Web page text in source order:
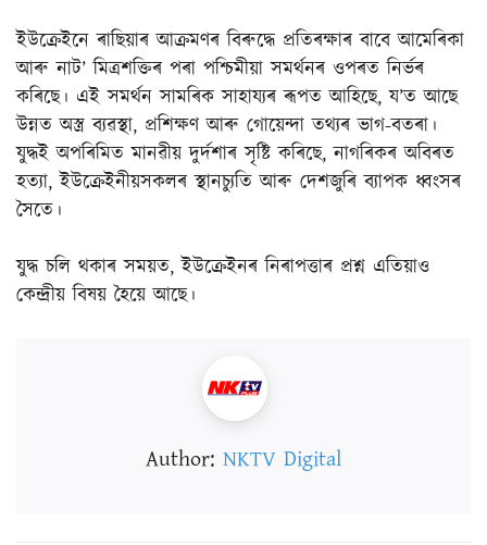
ইউক্ৰেইনে ৰাছিয়াৰ আক্ৰমণৰ বিৰুদ্ধে প্ৰতিৰক্ষাৰ বাবে আমেৰিকা
আৰু নাট’ মিত্ৰশক্তিৰ পৰা পশ্চিমীয়া সমৰ্থনৰ ওপৰত নিৰ্ভৰ
কৰিছে। এই সমৰ্থন সামৰিক সাহায্যৰ ৰূপত আহিছে, য’ত আছে
উন্নত অস্ত্ৰ ব্যৱস্থা, প্ৰশিক্ষণ আৰু গোয়েন্দা তথ্যৰ ভাগ-বতৰা।
যুদ্ধই অপৰিমিত মানৱীয় দুৰ্দশাৰ সৃষ্টি কৰিছে, নাগৰিকৰ অবিৰত
হত্যা, ইউক্ৰেইনীয়সকলৰ স্থানচ্যুতি আৰু দেশজুৰি ব্যাপক ধ্বংসৰ
সৈতে।
যুদ্ধ চলি থকাৰ সময়ত, ইউক্ৰেইনৰ নিৰাপত্তাৰ প্ৰশ্ন এতিয়াও
কেন্দ্ৰীয় বিষয় হৈয়ে আছে।
Author: NKTV Digital